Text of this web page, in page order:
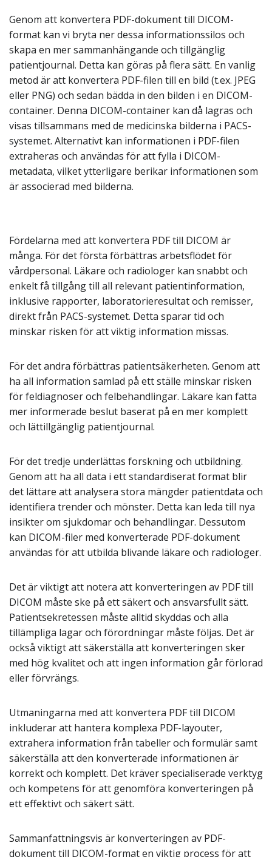
Genom att konvertera PDF-dokument till DICOM-
format kan vi bryta ner dessa informationssilos och
skapa en mer sammanhängande och tillgänglig
patientjournal. Detta kan göras på flera sätt. En vanlig
metod är att konvertera PDF-filen till en bild (t.ex. JPEG
eller PNG) och sedan bädda in den bilden i en DICOM-
container. Denna DICOM-container kan då lagras och
visas tillsammans med de medicinska bilderna i PACS-
systemet. Alternativt kan informationen i PDF-filen
extraheras och användas för att fylla i DICOM-
metadata, vilket ytterligare berikar informationen som
är associerad med bilderna.
Fördelarna med att konvertera PDF till DICOM är
många. För det första förbättras arbetsflödet för
vårdpersonal. Läkare och radiologer kan snabbt och
enkelt få tillgång till all relevant patientinformation,
inklusive rapporter, laboratorieresultat och remisser,
direkt från PACS-systemet. Detta sparar tid och
minskar risken för att viktig information missas.
För det andra förbättras patientsäkerheten. Genom att
ha all information samlad på ett ställe minskar risken
för feldiagnoser och felbehandlingar. Läkare kan fatta
mer informerade beslut baserat på en mer komplett
och lättillgänglig patientjournal.
För det tredje underlättas forskning och utbildning.
Genom att ha all data i ett standardiserat format blir
det lättare att analysera stora mängder patientdata och
identifiera trender och mönster. Detta kan leda till nya
insikter om sjukdomar och behandlingar. Dessutom
kan DICOM-filer med konverterade PDF-dokument
användas för att utbilda blivande läkare och radiologer.
Det är viktigt att notera att konverteringen av PDF till
DICOM måste ske på ett säkert och ansvarsfullt sätt.
Patientsekretessen måste alltid skyddas och alla
tillämpliga lagar och förordningar måste följas. Det är
också viktigt att säkerställa att konverteringen sker
med hög kvalitet och att ingen information går förlorad
eller förvrängs.
Utmaningarna med att konvertera PDF till DICOM
inkluderar att hantera komplexa PDF-layouter,
extrahera information från tabeller och formulär samt
säkerställa att den konverterade informationen är
korrekt och komplett. Det kräver specialiserade verktyg
och kompetens för att genomföra konverteringen på
ett effektivt och säkert sätt.
Sammanfattningsvis är konverteringen av PDF-
dokument till DICOM-format en viktig process för att